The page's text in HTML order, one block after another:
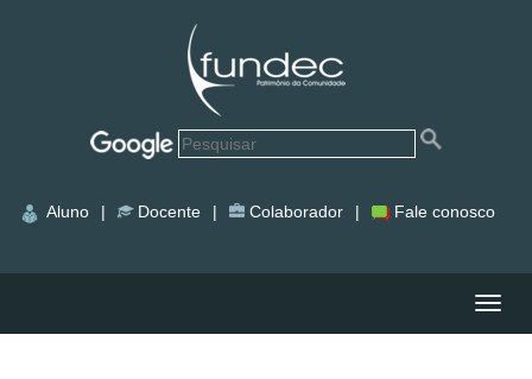
Aluno | Docente | Colaborador | Fale conosco